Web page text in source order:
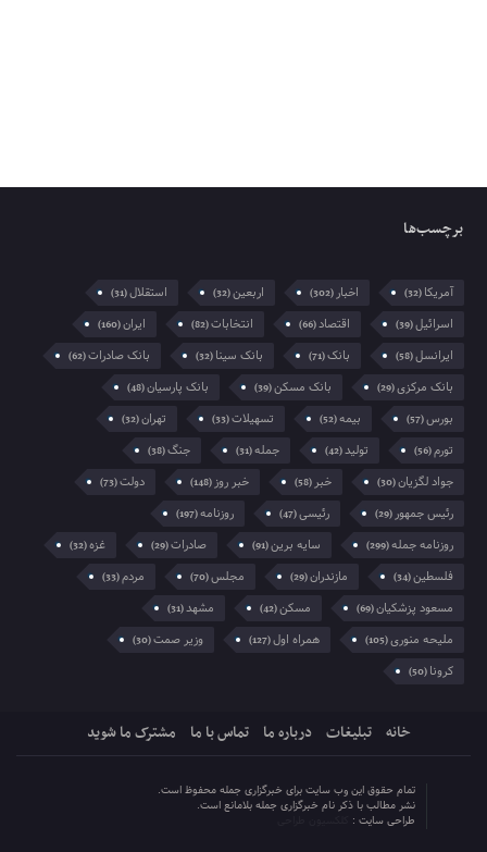
برچسب‌ها
آمریکا(32) اخبار(302) اربعین(32) استقلال(31)
اسرائیل(39) اقتصاد(66) انتخابات(82) ایران(160)
ایرانسل(58) بانک(71) بانک سینا(32) بانک صادرات(62)
بانک مرکزی(29) بانک مسکن(39) بانک پارسیان(48)
بورس(57) بیمه(52) تسهیلات(33) تهران(32)
تورم(56) تولید(42) جمله(31) جنگ(38)
جواد لگزیان(30) خبر(58) خبر روز(148) دولت(73)
رئیس جمهور(29) رئیسی(47) روزنامه(197)
روزنامه جمله(299) سایه برین(91) صادرات(29) غزه(32)
فلسطین(34) مازندران(29) مجلس(70) مردم(33)
مسعود پزشکیان(69) مسکن(42) مشهد(31)
ملیحه منوری(105) همراه اول(127) وزیر صمت(30)
کرونا(50)
خانه تبلیغات درباره ما تماس با ما مشترک ما شوید
تمام حقوق این وب سایت برای خبرگزاری جمله محفوظ است.
نشر مطالب با ذکر نام خبرگزاری جمله بلامانع است.
طراحی سایت :